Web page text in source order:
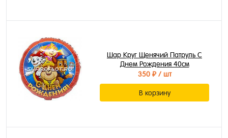
Шар Круг Щенячий Патруль С
Днем Рождения 40см
350 ₽/ шт
В корзину